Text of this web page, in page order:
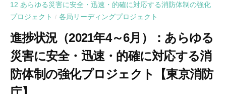
セ
12 あらゆる災害に安全・迅速・的確に対応する消防体制の強化
プロジェクト
/ 各局リーディングプロジェクト
進捗状況（2021年4～6月）：あらゆる
災害に安全・迅速・的確に対応する消
防体制の強化プロジェクト【東京消防